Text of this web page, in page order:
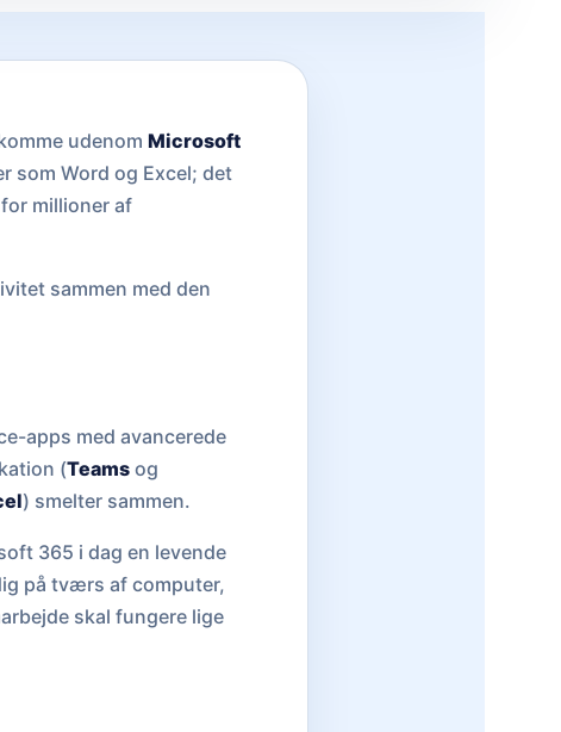
udenom Microsoft
som Word og Excel; det
millioner af
sammen med den
apps med avancerede
(Teamsog
) smelter sammen.
365 i dag en levende
på tværs af computer,
skal fungere lige